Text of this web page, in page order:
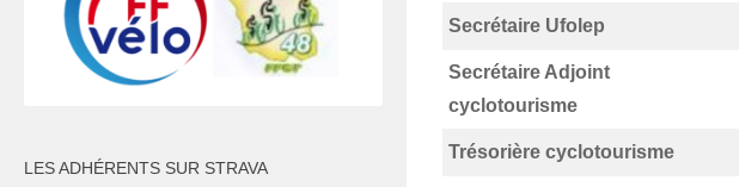
Secrétaire Ufolep
Secrétaire Adjoint
cyclotourisme
Trésorière cyclotourisme
LES ADHÉRENTS SUR STRAVA